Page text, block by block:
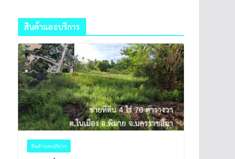
สินค้าและบริการ
สินค้าและบริการ